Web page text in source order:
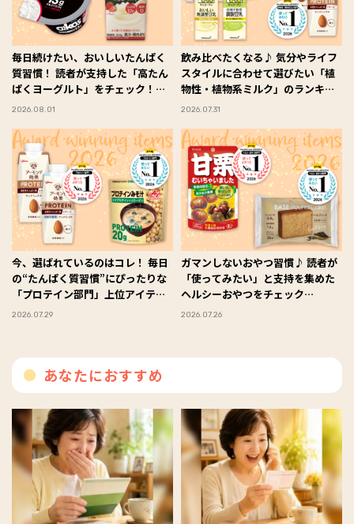
毎日続けたい、おいしいたんぱく
質習慣！ 読者が支持した「高たん
ぱくヨーグルト」をチェック！
#FYTTE大賞
2026.08.01
飲み比べたくなる♪ 気分やライフ
スタイルに合わせて選びたい「植
物性・植物系ミルク」のランキン
グを発表！ #FYTTE大賞
2026.07.31
今、選ばれているのはコレ！ 毎日
の“たんぱく質習慣”にぴったりな
「プロテイン部門」上位アイテム
#FYTTE大賞
2026.07.29
ガマンしないおやつ習慣♪ 読者が
「使ってみたい」と支持を集めた
ヘルシーおやつをチェック
#FYTTE大賞
2026.07.26
あなたにおすすめ